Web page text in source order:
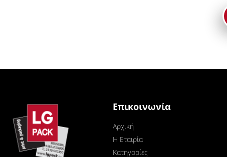
Επικοινωνία
Αρχική
Η Εταιρία
Κατηγορίες